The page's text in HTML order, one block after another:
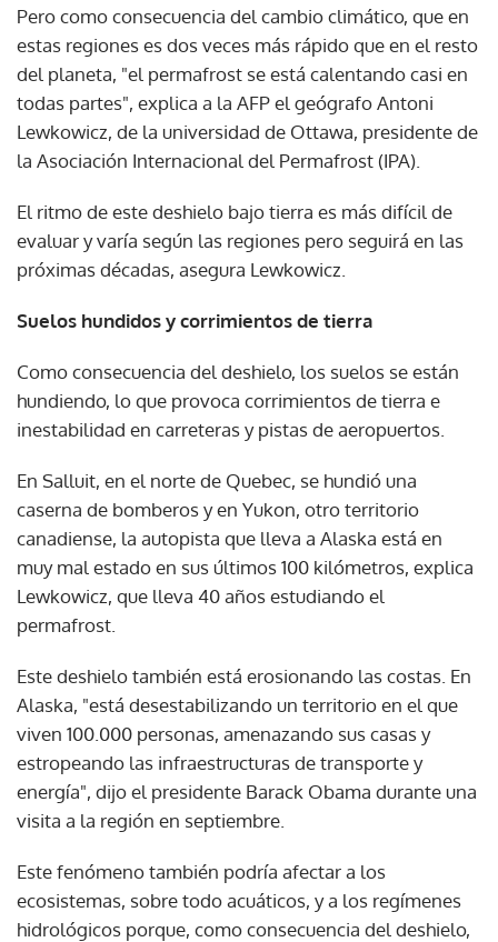
Pero como consecuencia del cambio climático, que en
estas regiones es dos veces más rápido que en el resto
del planeta, "el permafrost se está calentando casi en
todas partes", explica a la AFP el geógrafo Antoni
Lewkowicz, de la universidad de Ottawa, presidente de
la Asociación Internacional del Permafrost (IPA).
El ritmo de este deshielo bajo tierra es más difícil de
evaluar y varía según las regiones pero seguirá en las
próximas décadas, asegura Lewkowicz.
Suelos hundidos y corrimientos de tierra
Como consecuencia del deshielo, los suelos se están
hundiendo, lo que provoca corrimientos de tierra e
inestabilidad en carreteras y pistas de aeropuertos.
En Salluit, en el norte de Quebec, se hundió una
caserna de bomberos y en Yukon, otro territorio
canadiense, la autopista que lleva a Alaska está en
muy mal estado en sus últimos 100 kilómetros, explica
Lewkowicz, que lleva 40 años estudiando el
permafrost.
Este deshielo también está erosionando las costas. En
Alaska, "está desestabilizando un territorio en el que
viven 100.000 personas, amenazando sus casas y
estropeando las infraestructuras de transporte y
energía", dijo el presidente Barack Obama durante una
visita a la región en septiembre.
Este fenómeno también podría afectar a los
ecosistemas, sobre todo acuáticos, y a los regímenes
hidrológicos porque, como consecuencia del deshielo,